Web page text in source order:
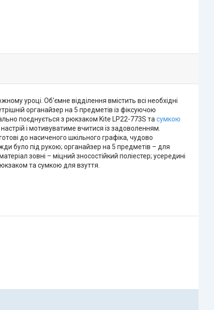
уроці. Об'ємне відділення вмістить всі необхідні
органайзер на 5 предметів із фіксуючою
поєднується з рюкзаком Kite LP22-773S та сумкою
і мотивуватиме вчитися із задоволенням.
до насиченого шкільного графіка, чудово
було під рукою; органайзер на 5 предметів – для
зовні – міцний зносостійкий поліестер; усередині
та сумкою для взуття.